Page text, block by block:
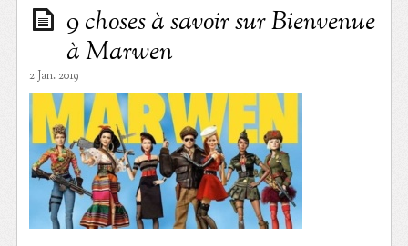
9 choses à savoir sur Bienvenue
à Marwen
2 Jan. 2019